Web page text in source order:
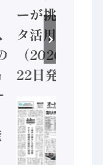
ーが挑むデー
タ活用 など
（2026年7月
22日発行）